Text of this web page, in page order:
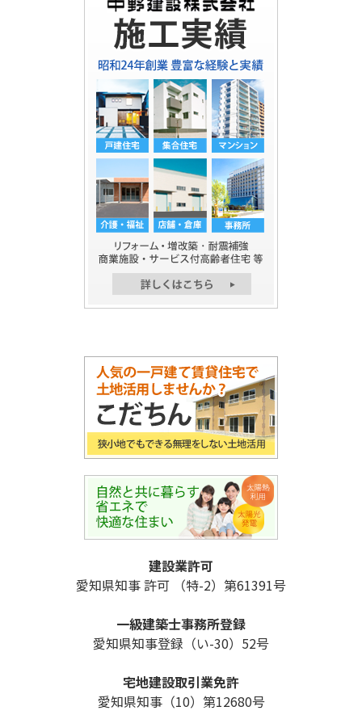
建設業許可
愛知県知事 許可 （特-2）第61391号
一級建築士事務所登録
愛知県知事登録（い-30）52号
宅地建設取引業免許
愛知県知事（10）第12680号